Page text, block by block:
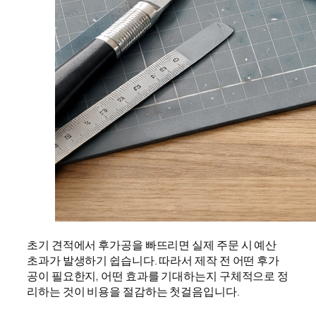
초기 견적에서 후가공을 빠뜨리면 실제 주문 시 예산
초과가 발생하기 쉽습니다. 따라서 제작 전 어떤 후가
공이 필요한지, 어떤 효과를 기대하는지 구체적으로 정
리하는 것이 비용을 절감하는 첫걸음입니다.